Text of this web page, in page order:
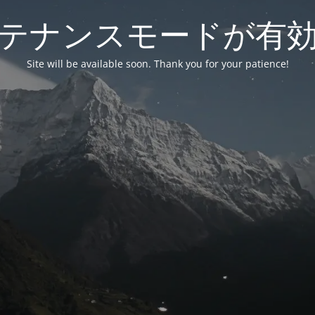
ナンスモードが有
Site will be available soon. Thank you for your patience!